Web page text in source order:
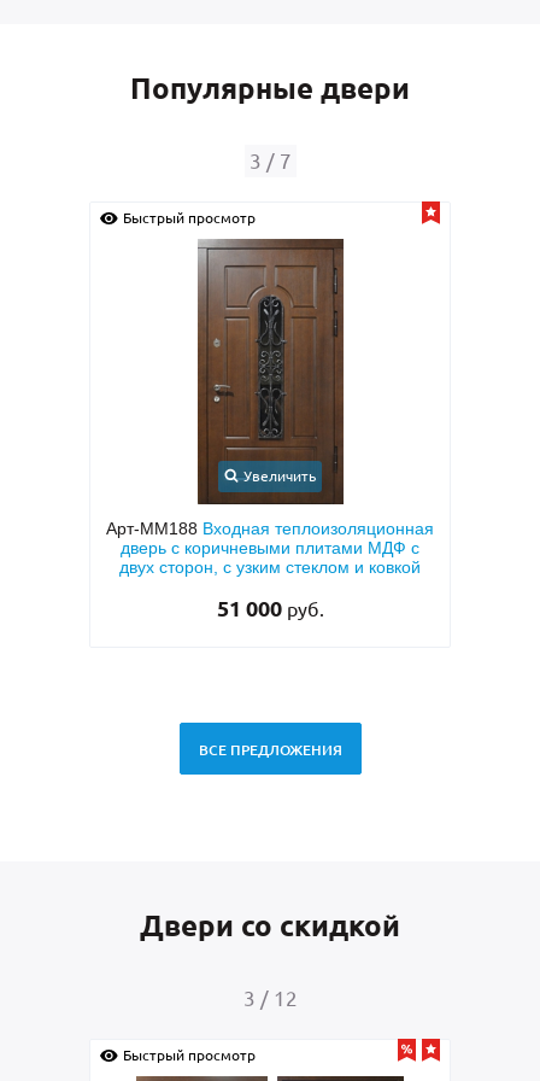
Популярные двери
4 / 7
Быстрый просмотр
Увеличить
Арт-ММ24Входная дверь с порошковым
напылением «серый шелк» и МДФ ПВХ
для квартиры
33 000 руб.
ВСЕ ПРЕДЛОЖЕНИЯ
Двери со скидкой
4 / 12
Быстрый просмотр